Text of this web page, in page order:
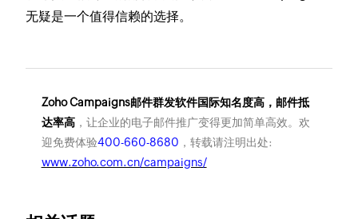
无疑是一个值得信赖的选择。
Zoho Campaigns邮件群发软件国际知名度高，邮件抵
达率高，让企业的电子邮件推广变得更加简单高效。欢
迎免费体验400-660-8680 ，转载请注明出处:
www.zoho.com.cn/campaigns/